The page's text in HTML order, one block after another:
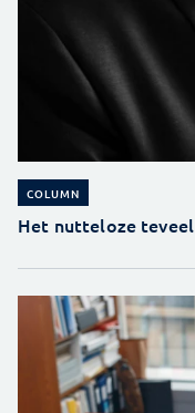
COLUMN
Het nutteloze teveel